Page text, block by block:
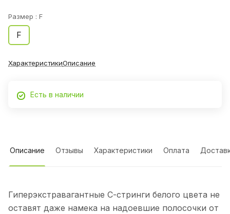
Размер : F
F
ХарактеристикиОписание
Есть в наличии
Описание Отзывы Характеристики Оплата
Гиперэкстравагантные С-стринги белого цвета не
оставят даже намека на надоевшие полосочки от